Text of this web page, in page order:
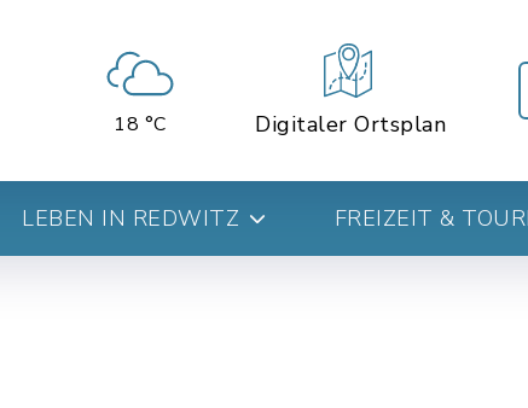
18 °C Digitaler Ortsplan
LEBEN IN REDWITZ FREIZEIT &